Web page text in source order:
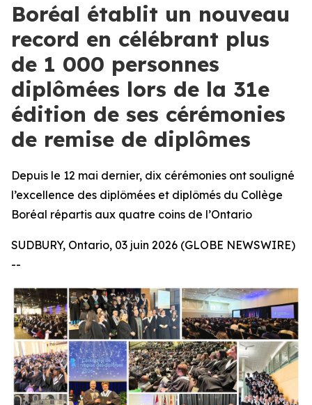
Boréal établit un nouveau
record en célébrant plus
de 1 000 personnes
diplômées lors de la 31e
édition de ses cérémonies
de remise de diplômes
Depuis le 12 mai dernier, dix cérémonies ont souligné
l’excellence des diplômées et diplômés du Collège
Boréal répartis aux quatre coins de l’Ontario
SUDBURY, Ontario, 03 juin 2026 (GLOBE NEWSWIRE)
--